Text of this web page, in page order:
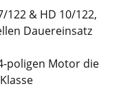
122 & HD 10/122,
Dauereinsatz
poligen Motor die